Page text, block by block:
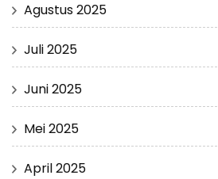
Agustus 2025
Juli 2025
Juni 2025
Mei 2025
April 2025